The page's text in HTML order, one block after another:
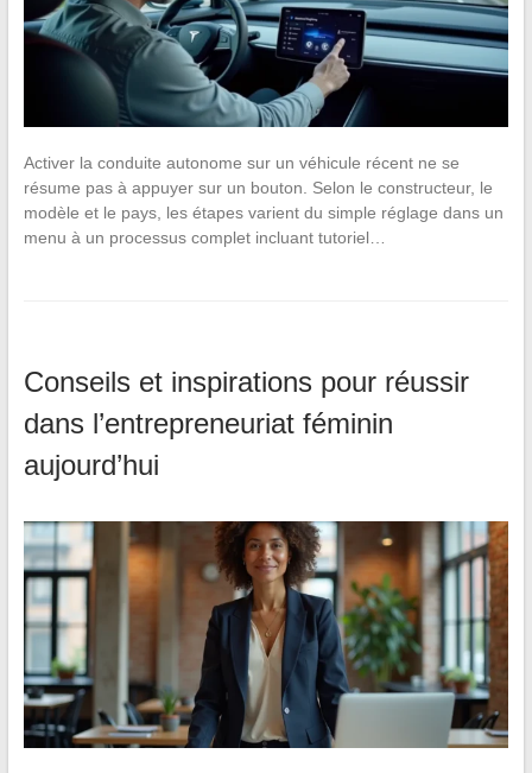
Activer la conduite autonome sur un véhicule récent ne se
résume pas à appuyer sur un bouton. Selon le constructeur, le
modèle et le pays, les étapes varient du simple réglage dans un
menu à un processus complet incluant tutoriel…
Conseils et inspirations pour réussir
dans l’entrepreneuriat féminin
aujourd’hui